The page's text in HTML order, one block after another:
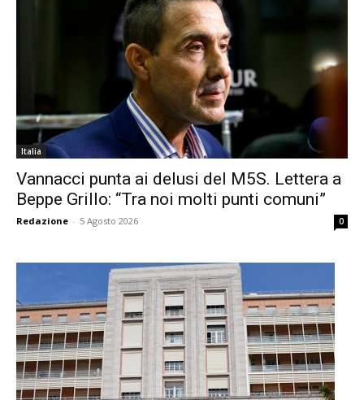
Italia
Vannacci punta ai delusi del M5S. Lettera a
Beppe Grillo: “Tra noi molti punti comuni”
Redazione - 5 Agosto 2026 0